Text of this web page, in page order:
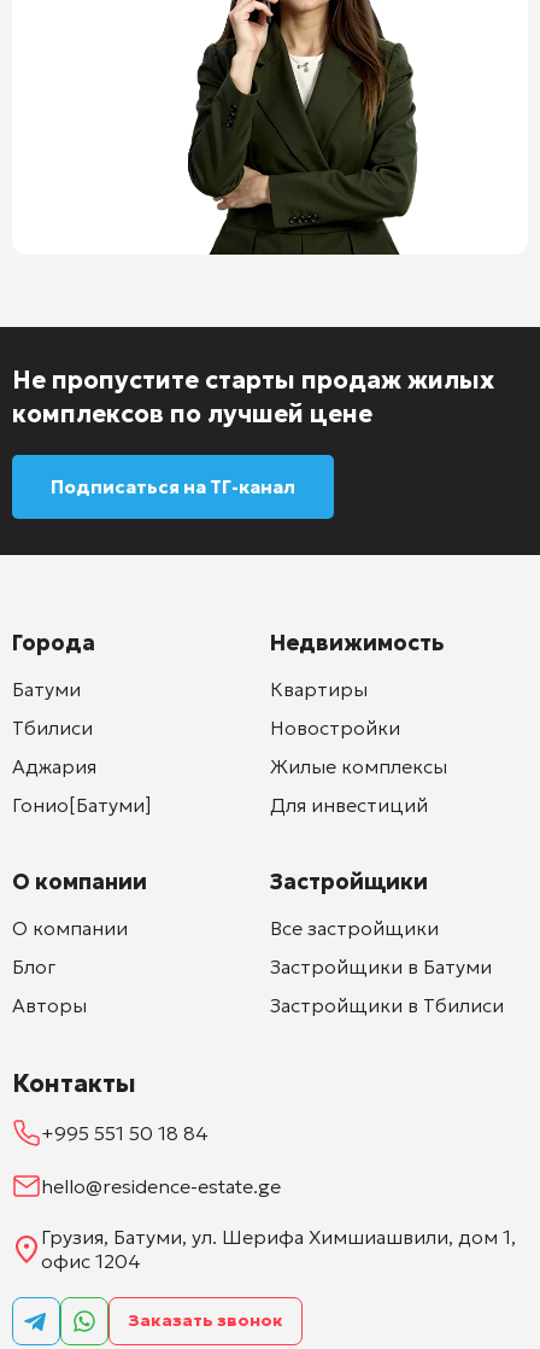
Не пропустите старты продаж жилых
комплексов по лучшей цене
Подписаться на ТГ-канал
Города
Батуми
Тбилиси
Аджария
Гонио[Батуми]
О компании
О компании
Блог
Авторы
Недвижимость
Квартиры
Новостройки
Жилые комплексы
Для инвестиций
Застройщики
Все застройщики
Застройщики в Батуми
Застройщики в Тбилиси
Контакты
+995 551 50 18 84
hello@residence-estate.ge
Грузия, Батуми, ул. Шерифа Химшиашвили, дом 1,
офис 1204
Заказать звонок